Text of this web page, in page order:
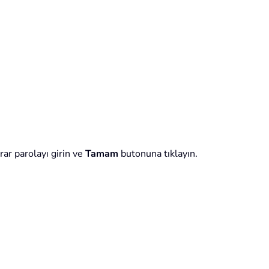
parolayı girin ve Tamam butonuna tıklayın.